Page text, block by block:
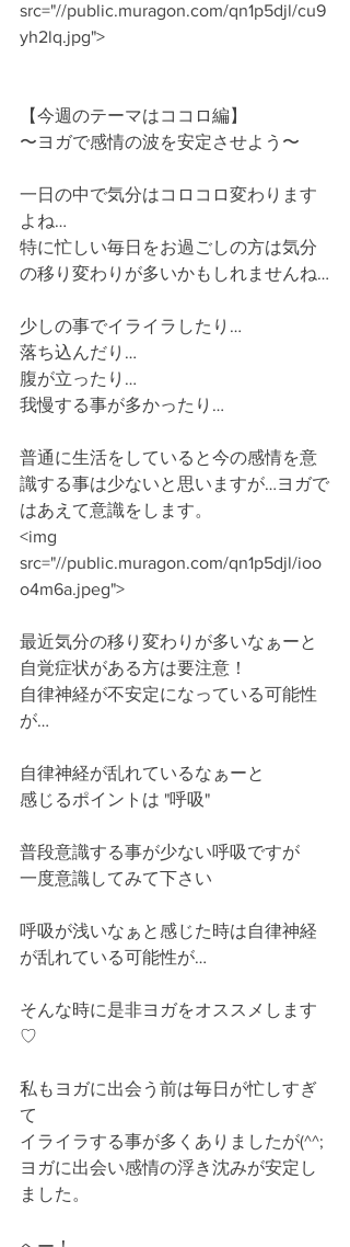
src="//public.muragon.com/qn1p5djl/cu9
yh2lq.jpg">
【今週のテーマはココロ編】
〜ヨガで感情の波を安定させよう〜
一日の中で気分はコロコロ変わります
よね…
特に忙しい毎日をお過ごしの方は気分
の移り変わりが多いかもしれませんね…
少しの事でイライラしたり…
落ち込んだり…
腹が立ったり…
我慢する事が多かったり…
普通に生活をしていると今の感情を意
識する事は少ないと思いますが…ヨガで
はあえて意識をします。
<img
src="//public.muragon.com/qn1p5djl/ioo
o4m6a.jpeg">
最近気分の移り変わりが多いなぁーと
自覚症状がある方は要注意！
自律神経が不安定になっている可能性
が…
自律神経が乱れているなぁーと
感じるポイントは "呼吸"
普段意識する事が少ない呼吸ですが
一度意識してみて下さい
呼吸が浅いなぁと感じた時は自律神経
が乱れている可能性が…
そんな時に是非ヨガをオススメします
♡
私もヨガに出会う前は毎日が忙しすぎ
て
イライラする事が多くありましたが(^^;
ヨガに出会い感情の浮き沈みが安定し
ました。